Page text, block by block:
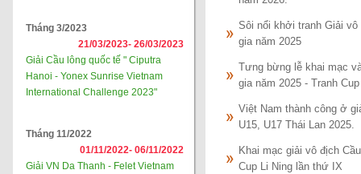
Tháng 3/2023
21/03/2023- 26/03/2023
Giải Cầu lông quốc tế " Ciputra
Hanoi - Yonex Sunrise Vietnam
International Challenge 2023"
Tháng 11/2022
01/11/2022- 06/11/2022
Giải VN Da Thanh - Felet Vietnam
Sôi nổi khởi tranh Giải vô
gia năm 2025
Tưng bừng lễ khai mạc
gia năm 2025 - Tranh
Việt Nam thành công ở
U15, U17 Thái Lan 2025.
Khai mạc giải vô địch
Cup Li Ning lần thứ IX